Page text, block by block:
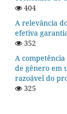
404
A relevância
efetiva
352
A
de gênero em
razoável do
325